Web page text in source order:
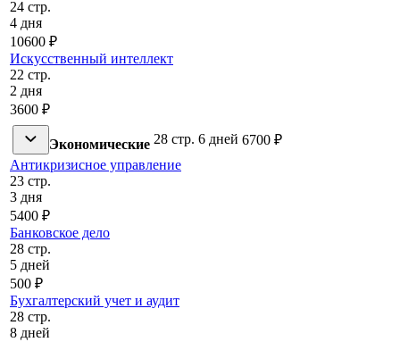
24 стр.
4 дня
10600 ₽
Искусственный интеллект
22 стр.
2 дня
3600 ₽
Экономические 28 стр. 6 дней 6700 ₽
Антикризисное управление
23 стр.
3 дня
5400 ₽
Банковское дело
28 стр.
5 дней
500 ₽
Бухгалтерский учет и аудит
28 стр.
8 дней